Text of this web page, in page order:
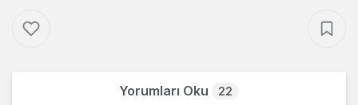
Yorumları Oku 22